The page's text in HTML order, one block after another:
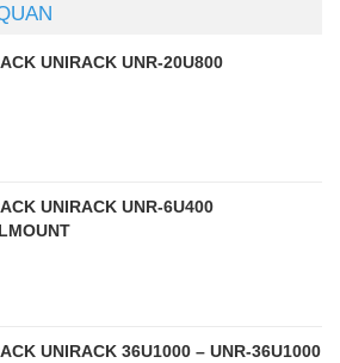
UNIRACK UNR-20U800
UNIRACK UNR-6U400
UNIRACK 36U1000 – UNR-36U1000